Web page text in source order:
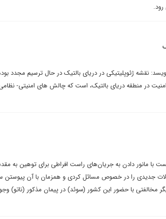
نقشه ژئوپلیتیکی در دریای بالتیک در حال ترسیم مجدد
در منطقه دریای بالتیک، است که چالش های امنیتی- نظامی
با مانور دادن به جریان‌های راست افراطی برای توهین به
جدیدی را در خصوص مسائل کردی و همزمان با آن پیوستن
مخالفتی با حضور این کشور (سوئد) در پیمان مذکور (ناتو)